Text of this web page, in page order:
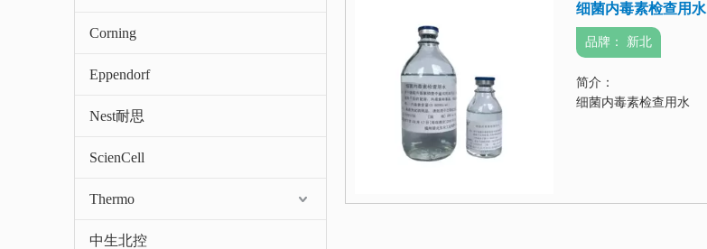
Corning
Eppendorf
Nest耐思
ScienCell
Thermo
中生北控
细菌内毒素检查用水
品牌： 新北
简介：
细菌内毒素检查用水